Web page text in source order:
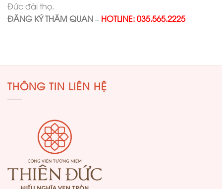
Đức đài thọ.
ĐĂNG KÝ THĂM QUAN – HOTLINE: 035.565.2225
THÔNG TIN LIÊN HỆ